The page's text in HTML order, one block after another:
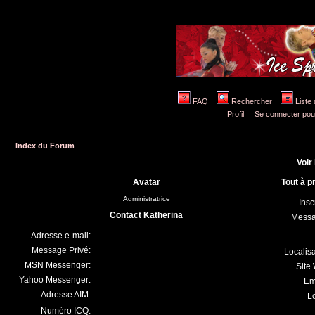
FAQ Rechercher
Liste
Profil
Se connecter
Index du Forum
Voir
Avatar
Tout à
Administratrice
Site
Contact Katherina
Adresse e-mail:
Message Privé:
MSN Messenger:
Yahoo Messenger:
Adresse AIM:
Numéro ICQ: